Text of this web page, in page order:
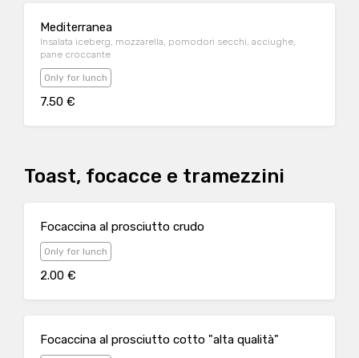
Mediterranea
Insalata iceberg, mozzarella, pomodori secchi, acciughe,
pane croccante
Only for lunch
7.50 €
Toast, focacce e tramezzini
Focaccina al prosciutto crudo
Only for lunch
2.00 €
Focaccina al prosciutto cotto "alta qualità"